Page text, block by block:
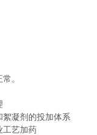
。
凝剂的投加体系
艺加药